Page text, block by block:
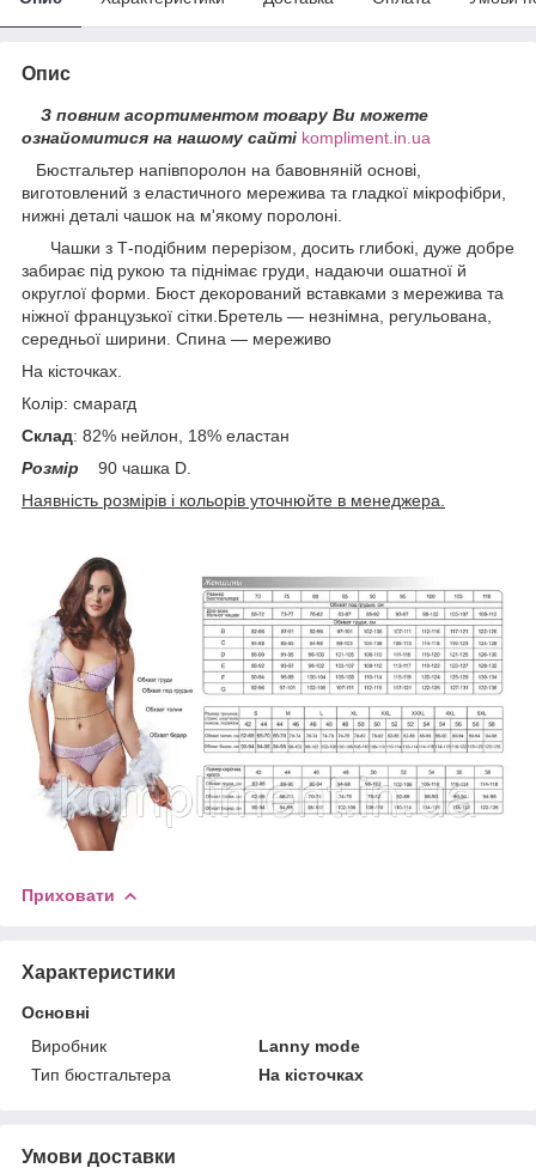
Опис
З повним асортиментом товару Ви можете
ознайомитися на нашому сайті kompliment.in.ua
Бюстгальтер напівпоролон на бавовняній основі,
виготовлений з еластичного мережива та гладкої мікрофібри,
нижні деталі чашок на м'якому поролоні.
Чашки з Т-подібним перерізом, досить глибокі, дуже добре
забирає під рукою та піднімає груди, надаючи ошатної й
округлої форми. Бюст декорований вставками з мережива та
ніжної французької сітки.Бретель — незнімна, регульована,
середньої ширини. Спина — мереживо
На кісточках.
Колір: смарагд
Склад: 82% нейлон, 18% еластан
Розмір 90 чашка D.
Наявність розмірів і кольорів уточнюйте в менеджера.
Приховати
Характеристики
Основні
Виробник
Lanny mode
Тип бюстгальтера
На кісточках
Умови доставки